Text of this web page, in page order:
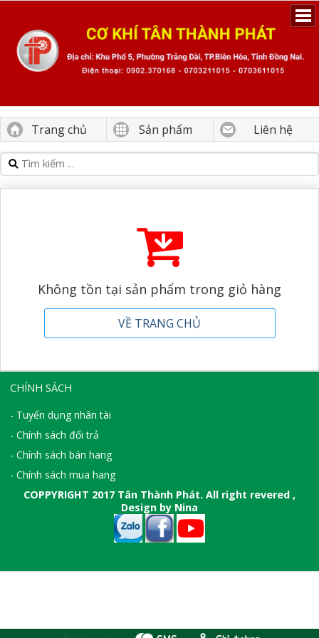
Trang chủ Sản phẩm Liên hệ
Không tồn tại sản phẩm trong giỏ hàng
VỀ TRANG CHỦ
CHÍNH SÁCH
- Tuyển dụng nhân tài
- Chính sách đổi trả
- Chính sách bán hang
- Chính sách mua hang
COPPYRIGHT 2017 Tân Thành Phát. All right revered ,
Design by Nina